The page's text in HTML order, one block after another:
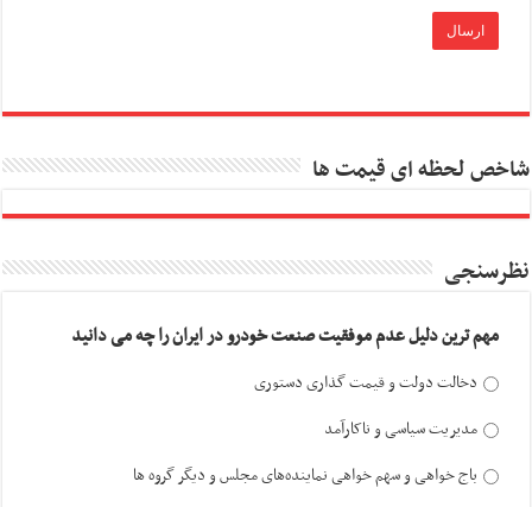
شاخص لحظه ای قیمت ها
نظرسنجی
مهم ترین دلیل عدم موفقیت صنعت خودرو در ایران را چه می دانید
دخالت دولت و قیمت گذاری دستوری
مدیریت سیاسی و ناکارآمد
باج خواهی و سهم خواهی نماینده‌های مجلس و دیگر گروه ها